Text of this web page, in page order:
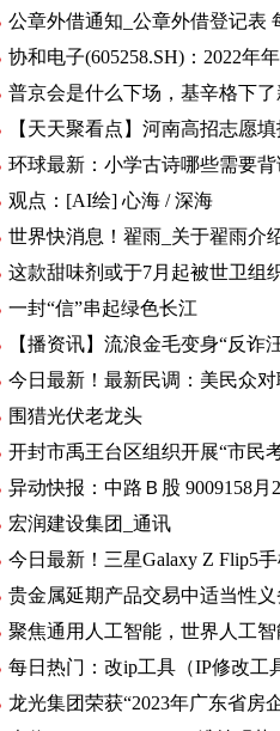
公章外借通知_公章外借登记表
协和电子(605258.SH)：2022年
普京会是什么下场，基辛格下
【天天聚看点】河南高招志愿
环球最新：小学古诗哪些需要
观点：[AI绘] 心海 / 深海
世界快消息！翟雨_关于翟雨介
这款甜味剂或于7月起被世卫组
一封“信”串起绿色长江
【播资讯】流浪金毛变身“反诈
今日最新！最新民调：美民众
围猎光伏老龙头
开封市禹王台区组织开展“市民
异动快报：中路Ｂ股 9009158
宏润建设集团_通讯
今日最新！三星Galaxy Z Flip5
贵金属延期产品交易中适当性
聚焦通用人工智能，世界人工
每日热门：改ip工具（IP修改工
龙光集团荣获“2023年广东省房